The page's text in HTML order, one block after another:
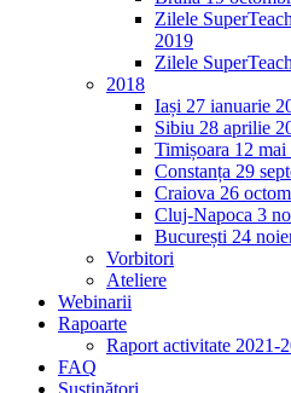
Zilele
2019
Zilele
2018
Iași 27 ianuarie
Sibiu 28 aprilie
Timișoara 12 mai
Constanța 29
Craiova 26
Cluj-Napoca 3
București 24
Vorbitori
Ateliere
Webinarii
Rapoarte
Raport activitate 2021-
FAQ
Susținători